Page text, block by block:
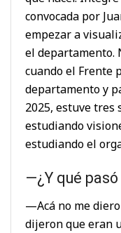
convocada por
empezar a
el departamento.
cuando el Frente
departamento y
2025, estuve tres
estudiando
estudiando el
—¿Y qué
—Acá no me
dijeron que eran